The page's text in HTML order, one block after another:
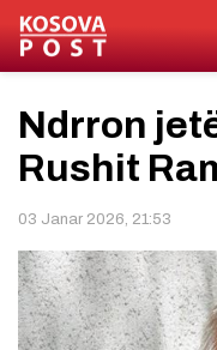
Ndrron
Rushit
03 Janar 2026, 21:53